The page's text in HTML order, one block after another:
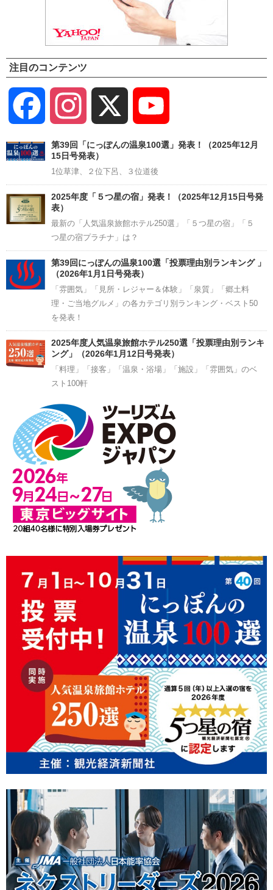
注目のコンテンツ
Facebook Instagram
Channel
第39回「にっぽんの温泉100選」発表！（2025年12月
15日号発表）
1位草津、２位下呂、３位道後
2025年度「５つ星の宿」発表！（2025年12月15日号発
表）
最新の「人気温泉旅館ホテル250選」「５つ星の宿」「５
つ星の宿プラチナ」は？
第39回にっぽんの温泉100選「投票理由別ランキング 」
（2026年1月1日号発表）
「雰囲気」「見所・レジャー＆体験」「泉質」「郷土料
理・ご当地グルメ」の各カテゴリ別ランキング・ベスト50
を発表！
2025年度人気温泉旅館ホテル250選「投票理由別ランキ
ング」（2026年1月12日号発表）
「料理」「接客」「温泉・浴場」「施設」「雰囲気」のベ
スト100軒